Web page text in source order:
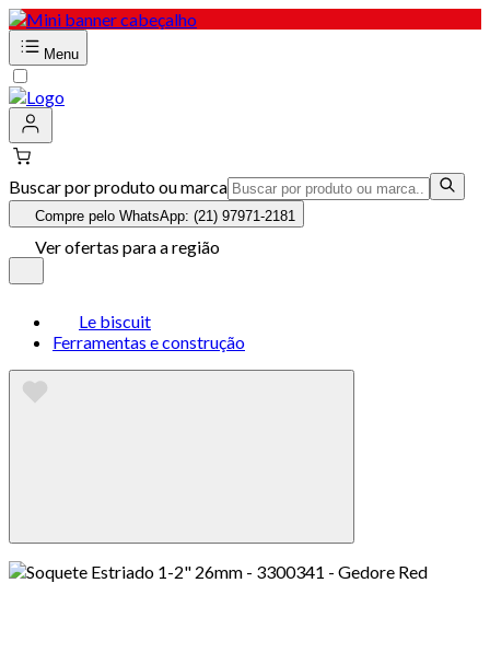
Menu
Buscar por produto ou marca
Compre pelo WhatsApp: (21) 97971-2181
Ver ofertas para a região
Le biscuit
Ferramentas e construção